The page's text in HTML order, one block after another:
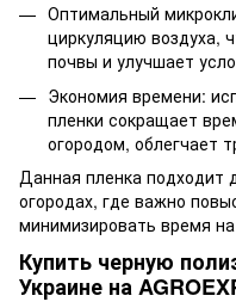
Оптимальный
циркуляцию воздуха,
почвы и улучшает
Экономия времени:
пленки сокращает
огородом, облегчает
Данная пленка подходит
огородах, где важно
минимизировать время
Купить черную
Украине на